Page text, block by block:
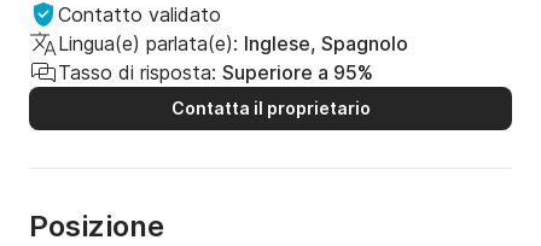
Contatto validato
Lingua(e) parlata(e): Inglese, Spagnolo
Tasso di risposta: Superiore a 95%
Contatta il proprietario
Posizione